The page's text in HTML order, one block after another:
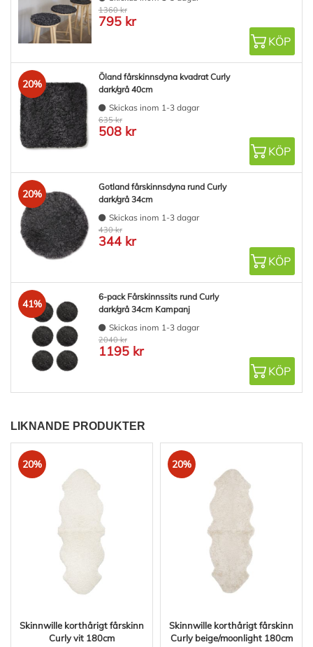
1360 kr
795 kr
KÖP
20%
Öland fårskinnsdyna kvadrat Curly
dark/grå 40cm
Skickas inom 1-3 dagar
635 kr
508 kr
KÖP
20%
Gotland fårskinnsdyna rund Curly
dark/grå 34cm
Skickas inom 1-3 dagar
430 kr
344 kr
KÖP
41%
6-pack Fårskinnssits rund Curly
dark/grå 34cm Kampanj
Skickas inom 1-3 dagar
2040 kr
1195 kr
KÖP
LIKNANDE PRODUKTER
20%
Skinnwille korthårigt fårskinn
Curly vit 180cm
20%
Skinnwille korthårigt fårskinn
Curly beige/moonlight 180cm